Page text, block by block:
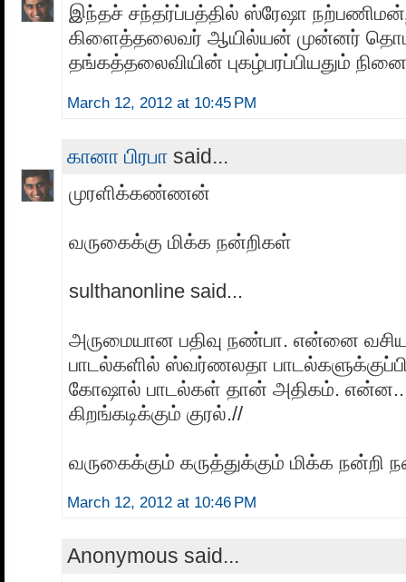
இந்தச் சந்தர்ப்பத்தில் ஸ்ரேஷா
கிளைத்தலைவர் ஆயில்யன் முன்னர்
தங்கத்தலைவியின் புகழ்பரப்பியதும்
March 12, 2012 at 10:45 PM
கானா பிரபா said...
முரளிக்கண்ணன்
வருகைக்கு மிக்க நன்றிகள்
sulthanonline said...
அருமையான பதிவு நண்பா. என்னை
பாடல்களில் ஸ்வர்ணலதா
கோஷால் பாடல்கள் தான் அதிகம்.
கிறங்கடிக்கும் குரல்.//
வருகைக்கும் கருத்துக்கும் மிக்க நன்றி
March 12, 2012 at 10:46 PM
Anonymous said...